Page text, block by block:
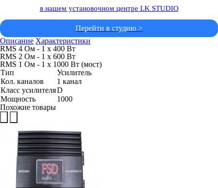
в нашем установочном центре LK STUDIO
Перейти в студию >
Описание Характеристики
RMS 4 Ом - 1 x 400 Вт
RMS 2 Ом - 1 x 600 Вт
RMS 1 Ом - 1 x 1000 Вт (мост)
Тип
Усилитель
Кол. каналов
1 канал
Класс усилителяD
Мощность
1000
Похожие товары